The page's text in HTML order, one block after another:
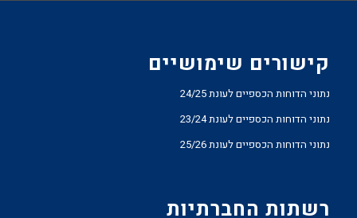
קישורים שימושיים
נתוני הדוחות הכספיים לעונת 24/25
נתוני הדוחות הכספיים לעונת 23/24
נתוני הדוחות הכספיים לעונת 25/26
רשתות החברתיות